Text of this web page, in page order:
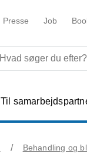
Presse Job
Til
Behandling og